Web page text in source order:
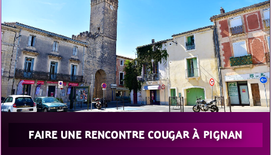
FAIRE UNE RENCONTRE COUGAR À PIGNAN